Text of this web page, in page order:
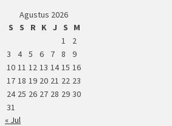
Agustus 2026
S
S R K J S
M
1
2
3
4 5 6 7 8
9
10 11 12 13 14 15 16
17 18 19 20 21 22 23
24 25 26 27 28 29 30
31
« Jul